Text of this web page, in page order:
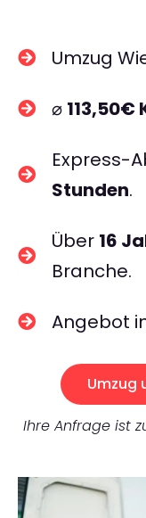
Umzug
⌀ 113,50€
Express-
Stunden.
Über 16
Branche.
Angebot
Umzug
Ihre Anfrage ist